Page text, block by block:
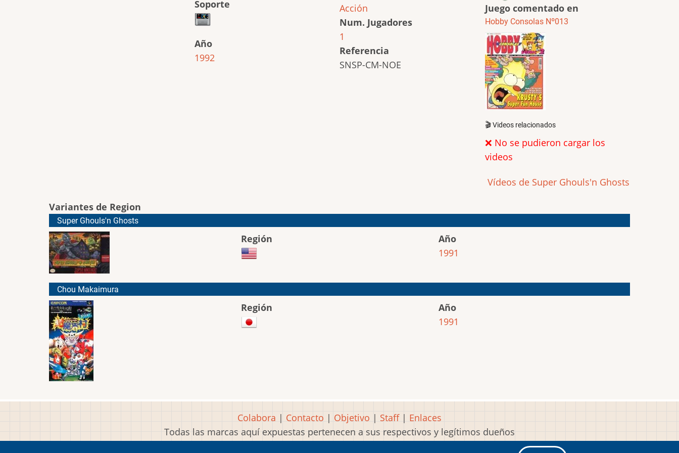
Soporte
Año
1992
Acción
Num. Jugadores
1
Referencia
SNSP-CM-NOE
Juego comentado en
Hobby Consolas Nº013
🎬 Videos relacionados
❌ No se pudieron cargar los
videos
Vídeos de Super Ghouls'n Ghosts
Variantes de Region
Super Ghouls'n Ghosts
Región
Año
1991
Chou Makaimura
Región
Año
1991
Colabora | Contacto | Objetivo | Staff| Enlaces
Todas las marcas aquí expuestas pertenecen a sus respectivos y legítimos dueños